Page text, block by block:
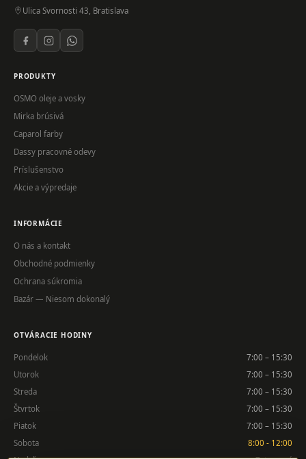
Ulica Svornosti 43, Bratislava
PRODUKTY
OSMO oleje a vosky
Mirka brúsivá
Caparol farby
Dassy pracovné odevy
Príslušenstvo
Akcie a výpredaje
INFORMÁCIE
O nás a kontakt
Obchodné podmienky
Ochrana súkromia
Bazár — Niesom dokonalý
OTVÁRACIE HODINY
Pondelok
7:00 – 15:30
Utorok
7:00 – 15:30
Streda
7:00 – 15:30
Štvrtok
7:00 – 15:30
Piatok
7:00 – 15:30
Sobota
8:00 - 12:00